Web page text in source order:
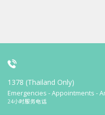
1378 (Thailand Only)
Emergencies - Appointments -
24小时服务电话